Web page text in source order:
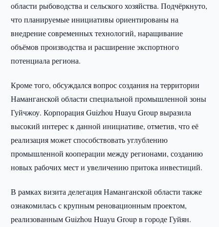
области рыбоводства и сельского хозяйства. Подчёркнуто,
что планируемые инициативы ориентированы на
внедрение современных технологий, наращивание
объёмов производства и расширение экспортного
потенциала региона.
Кроме того, обсуждался вопрос создания на территории
Наманганской области специальной промышленной зоны
Гуйчжоу. Корпорация Guizhou Huayu Group выразила
высокий интерес к данной инициативе, отметив, что её
реализация может способствовать углублению
промышленной кооперации между регионами, созданию
новых рабочих мест и увеличению притока инвестиций.
В рамках визита делегация Наманганской области также
ознакомилась с крупным реновационным проектом,
реализованным Guizhou Huayu Group в городе Гуйян.